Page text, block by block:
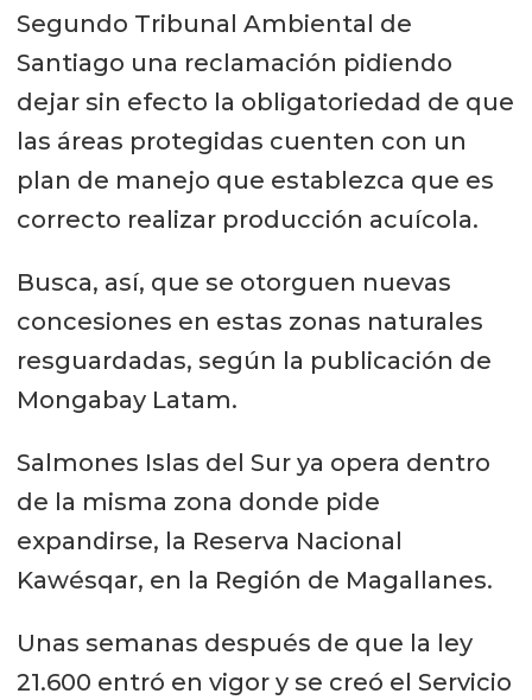
Segundo Tribunal Ambiental de
Santiago una reclamación pidiendo
dejar sin efecto la obligatoriedad de que
las áreas protegidas cuenten con un
plan de manejo que establezca que es
correcto realizar producción acuícola.
Busca, así, que se otorguen nuevas
concesiones en estas zonas naturales
resguardadas, según la publicación de
Mongabay Latam.
Salmones Islas del Sur ya opera dentro
de la misma zona donde pide
expandirse, la Reserva Nacional
Kawésqar, en la Región de Magallanes.
Unas semanas después de que la ley
21.600 entró en vigor y se creó el Servicio